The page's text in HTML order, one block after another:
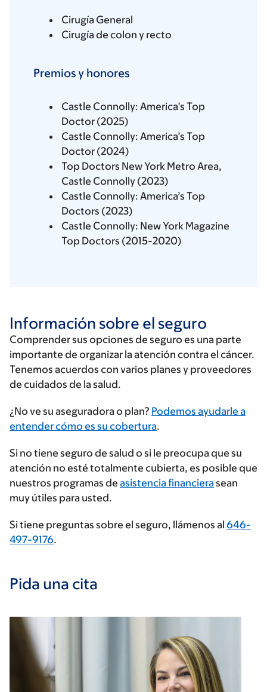
Cirugía General
Cirugía de colon y recto
Premios y honores
Castle Connolly: America’s Top
Doctor (2025)
Castle Connolly: America’s Top
Doctor (2024)
Top Doctors New York Metro Area,
Castle Connolly (2023)
Castle Connolly: America’s Top
Doctors (2023)
Castle Connolly: New York Magazine
Top Doctors (2015-2020)
Información sobre el seguro
Comprender sus opciones de seguro es una parte
importante de organizar la atención contra el cáncer.
Tenemos acuerdos con varios planes y proveedores
de cuidados de la salud.
Ingrese
su
de
seguros
¿No ve su aseguradora o plan? Podemos ayudarle a
entender cómo es su cobertura.
Si no tiene seguro de salud o si le preocupa que su
atención no esté totalmente cubierta, es posible que
nuestros programas de asistencia financierasean
muy útiles para usted.
Si tiene preguntas sobre el seguro, llámenos al 646-
497-9176.
Pida una cita